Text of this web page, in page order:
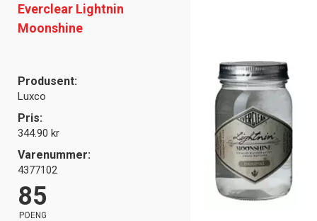
Everclear Lightnin
Moonshine
Produsent:
Luxco
Pris:
344.90 kr
Varenummer:
4377102
85
POENG